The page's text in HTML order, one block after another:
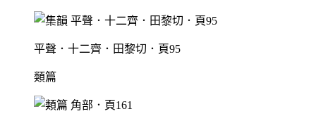
平聲．十二齊．田黎切．頁95
類篇